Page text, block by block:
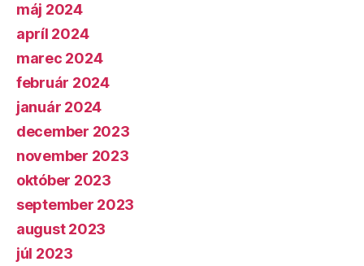
máj 2024
apríl 2024
marec 2024
február 2024
január 2024
december 2023
november 2023
október 2023
september 2023
august 2023
júl 2023